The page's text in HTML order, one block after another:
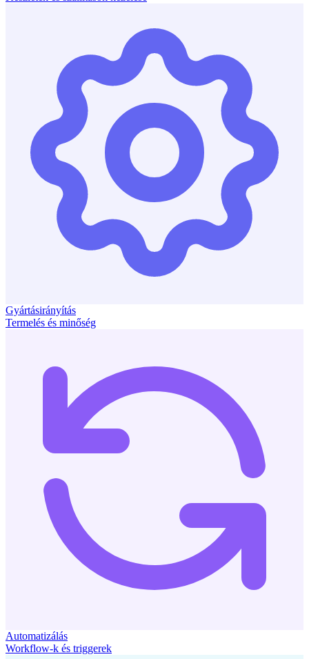
Gyártásirányítás
Termelés és minőség
Automatizálás
Workflow-k és triggerek